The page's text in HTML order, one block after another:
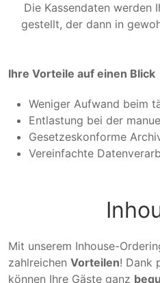
Die Kassendaten werden
gestellt, der dann in
Ihre Vorteile auf einen Blick
Weniger Aufwand beim
Entlastung bei der
Gesetzeskonforme
Vereinfachte
Mit unserem Inhouse-
zahlreichen Vorteilen! Dank
können Ihre Gäste ganz